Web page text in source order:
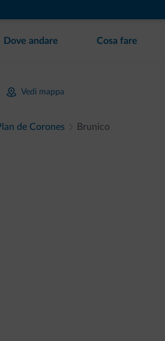
Dove andare Cosa fare
Vedi mappa
de Corones Brunico